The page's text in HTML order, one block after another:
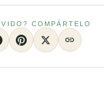
COMPÁRTELO